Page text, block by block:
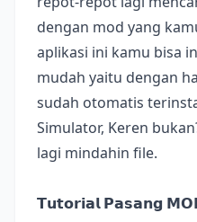
dengan mod yang
aplikasi ini kamu bisa
mudah yaitu dengan
sudah otomatis
Simulator, Keren
lagi mindahin file.
𝗧𝘂𝘁𝗼𝗿𝗶𝗮𝗹 𝗣𝗮𝘀𝗮𝗻𝗴